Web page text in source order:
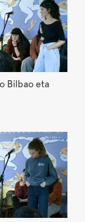
Bilbao eta